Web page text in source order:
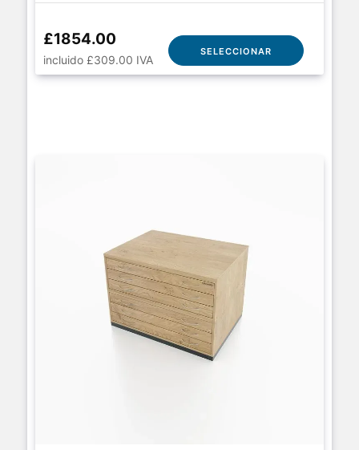
£1854.00
incluido £309.00 IVA
SELECCIONAR